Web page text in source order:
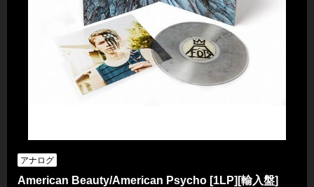
アナログ
American Beauty/American Psycho [1LP][輸入盤]